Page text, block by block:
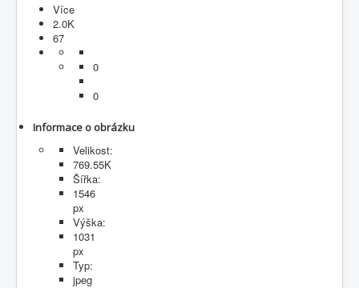
Termínový kalendář
Výsledky
Videogalerie
Fotogalerie
Více
2.0K
67
0
0
Informace o obrázku
Velikost:
769.55K
Šířka:
1546
px
Výška:
1031
px
Typ:
jpeg